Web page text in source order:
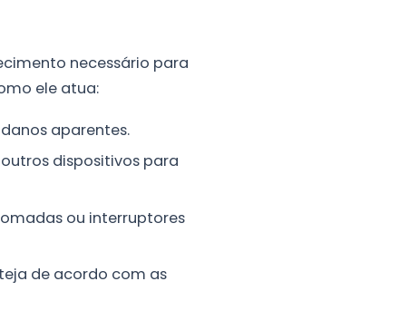
necessário para
ele atua:
aparentes.
dispositivos para
ou interruptores
de acordo com as